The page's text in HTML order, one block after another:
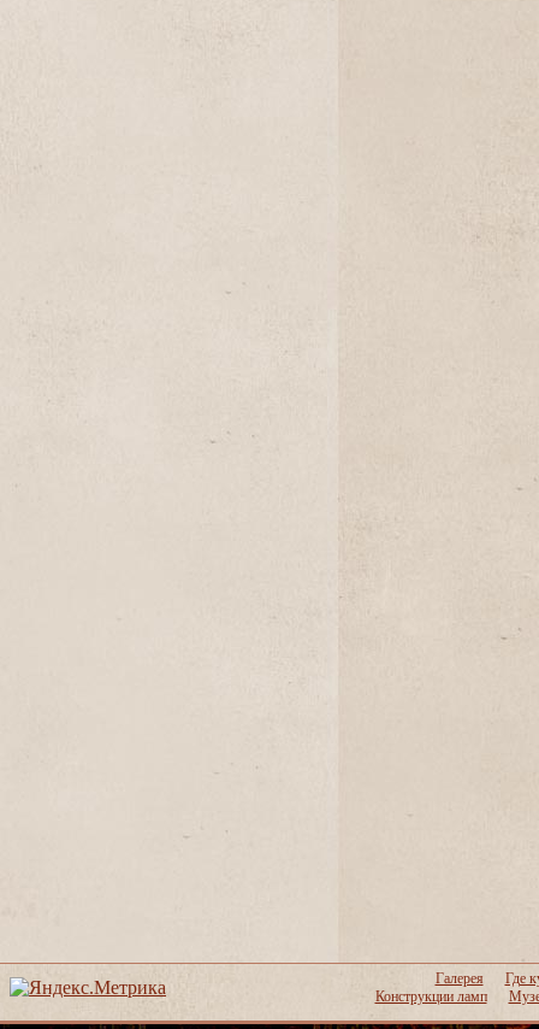
Галерея
Где
Конструкции ламп